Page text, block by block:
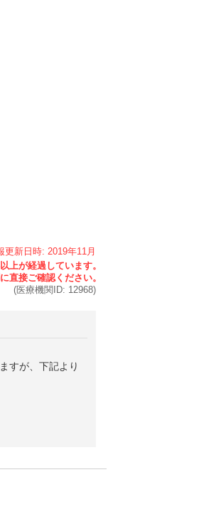
更新日時: 2019年11月
(医療機関ID: 12968)
すが、下記より